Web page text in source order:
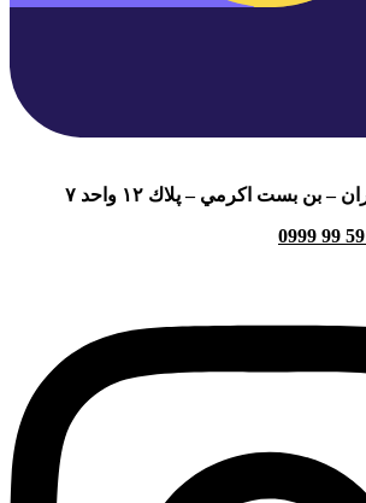
– بن بست اكرمي – پلاك ١٢ واحد ٧